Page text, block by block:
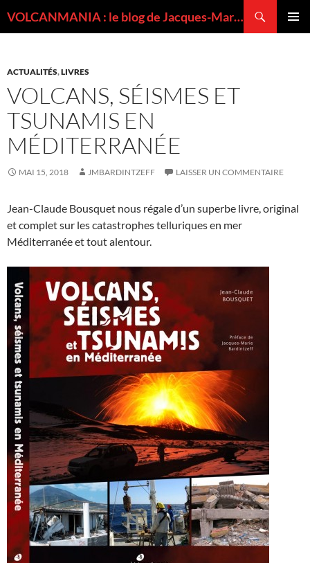
VOLCANMANIA : le blog de Jacques-Marie BARDINTZEFF, volcanologue
ACTUALITÉS,LIVRES
VOLCANS, SÉISMES ET
TSUNAMIS EN
MÉDITERRANÉE
MAI 15, 2018 JMBARDINTZEFF LAISSER UN COMMENTAIRE
Jean-Claude Bousquet nous régale d’un superbe livre, original
et complet sur les catastrophes telluriques en mer
Méditerranée et tout alentour.